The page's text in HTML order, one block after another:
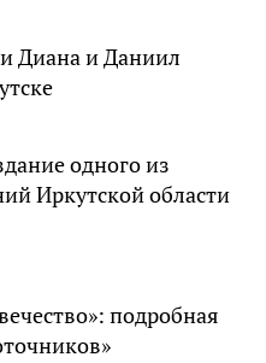
Диана и Даниил
одного из
Иркутской области
подробная